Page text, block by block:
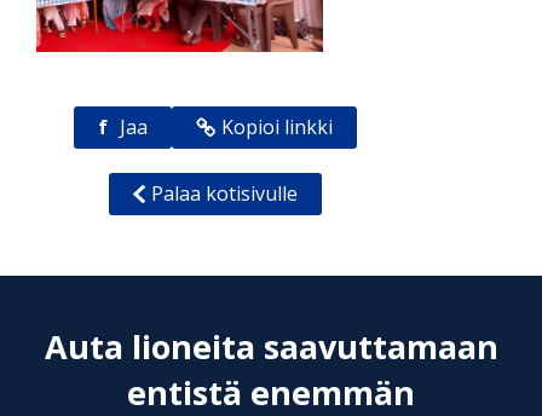
f Jaa Kopioi linkki
Palaa kotisivulle
Auta lioneita saavuttamaan
entistä enemmän